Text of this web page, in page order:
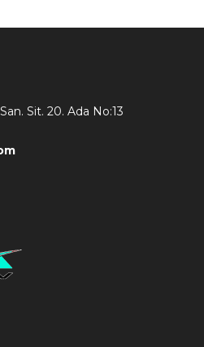
Sit. 20. Ada No:13